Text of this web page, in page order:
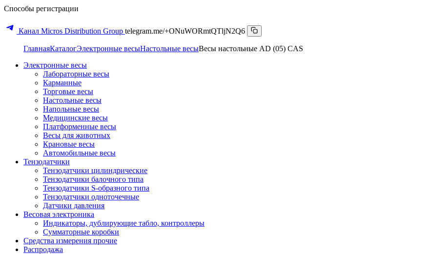
Способы регистрации
Канал Micros Distribution Group telegram.me/+ONuWORmtQTljN2Q6
ГлавнаяКаталогЭлектронные весыНастольные весыВесы настольные AD (05) CAS
Электронные весы
Лабораторные весы
Карманные
Торговые весы
Настольные весы
Напольные весы
Медицинские весы
Платформенные весы
Весы для животных
Крановые весы
Автомобильные весы
Тензодатчики
Тензодатчики цилиндрические
Тензодатчики балочного типа
Тензодатчики S-образного типа
Тензодатчики одноточечные
Датчики давления
Весовая электроника
Индикаторы, дублирующие табло, контроллеры
Сумматорные коробки
Средства измерения прочие
Распродажа